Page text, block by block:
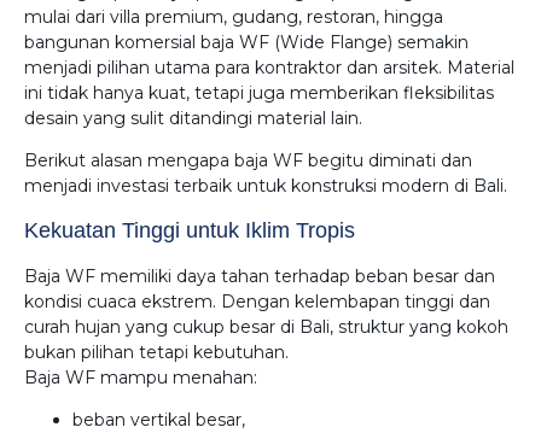
mulai dari villa premium, gudang, restoran, hingga
bangunan komersial baja WF (Wide Flange) semakin
menjadi pilihan utama para kontraktor dan arsitek. Material
ini tidak hanya kuat, tetapi juga memberikan fleksibilitas
desain yang sulit ditandingi material lain.
Berikut alasan mengapa baja WF begitu diminati dan
menjadi investasi terbaik untuk konstruksi modern di Bali.
Kekuatan Tinggi untuk Iklim Tropis
Baja WF memiliki daya tahan terhadap beban besar dan
kondisi cuaca ekstrem. Dengan kelembapan tinggi dan
curah hujan yang cukup besar di Bali, struktur yang kokoh
bukan pilihan tetapi kebutuhan.
Baja WF mampu menahan:
beban vertikal besar,